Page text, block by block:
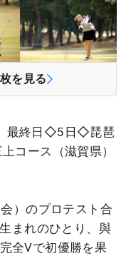
枚を見る
最終日◇5日◇琵琶
コース（滋賀県）
）のプロテスト合
まれのひとり、與
全Vで初優勝を果